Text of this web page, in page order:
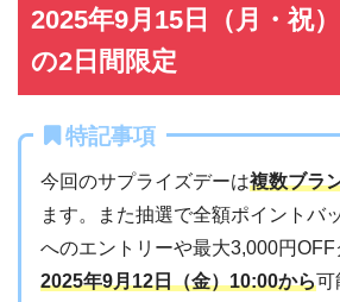
2025年9月15日（月・祝）
の2日間限定
特記事項
今回のサプライズデーは複数ブラ
ます。また抽選で全額ポイントバ
へのエントリーや最大3,000円
2025年9月12日（金）10:00から可